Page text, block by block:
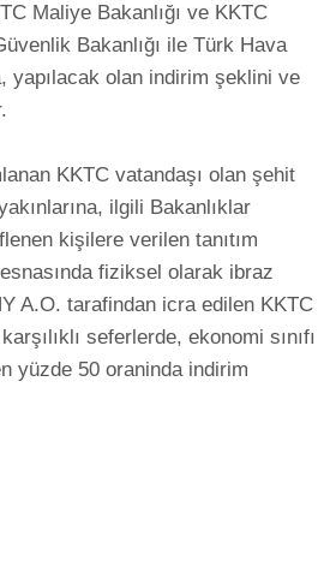
Maliye Bakanlığı ve KKTC
Bakanlığı ile Türk Hava
yapılacak olan indirim şeklini ve
KKTC vatandaşı olan şehit
ilgili Bakanlıklar
kişilere verilen tanıtım
fiziksel olarak ibraz
A.O. tarafindan icra edilen KKTC
seferlerde, ekonomi sınıfı
yüzde 50 oraninda indirim